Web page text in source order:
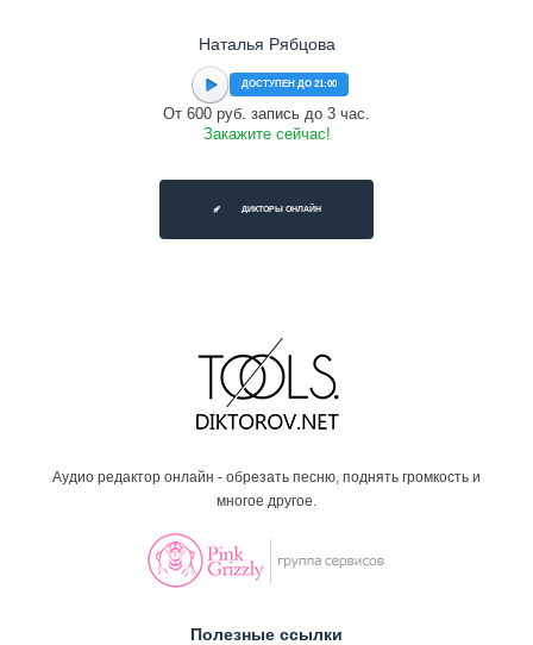
Наталья Рябцова
ДОСТУПЕН ДО 21:00
От 600 руб. запись до 3 час.
Закажите сейчас!
ДИКТОРЫ ОНЛАЙН
Аудио редактор онлайн - обрезать песню, поднять громкость и
многое другое.
Полезные ссылки